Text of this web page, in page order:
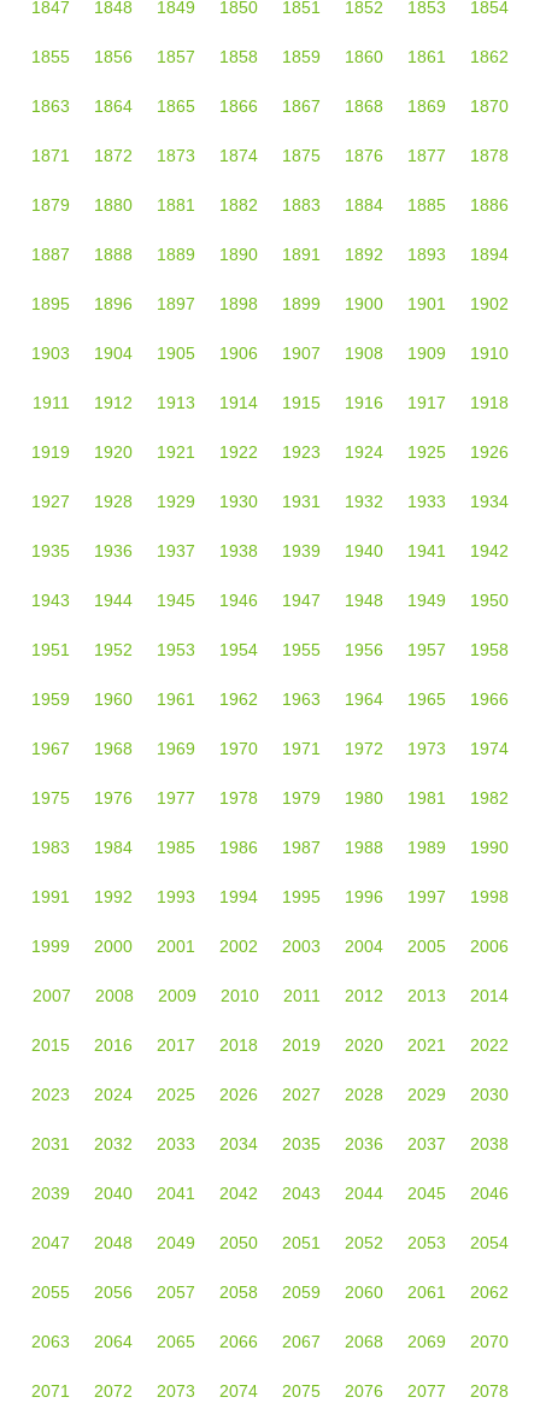
1847 1848 1849 1850 1851 1852 1853 1854
1855 1856 1857 1858 1859 1860 1861 1862
1863 1864 1865 1866 1867 1868 1869 1870
1871 1872 1873 1874 1875 1876 1877 1878
1879 1880 1881 1882 1883 1884 1885 1886
1887 1888 1889 1890 1891 1892 1893 1894
1895 1896 1897 1898 1899 1900 1901 1902
1903 1904 1905 1906 1907 1908 1909 1910
1911 1912 1913 1914 1915 1916 1917 1918
1919 1920 1921 1922 1923 1924 1925 1926
1927 1928 1929 1930 1931 1932 1933 1934
1935 1936 1937 1938 1939 1940 1941 1942
1943 1944 1945 1946 1947 1948 1949 1950
1951 1952 1953 1954 1955 1956 1957 1958
1959 1960 1961 1962 1963 1964 1965 1966
1967 1968 1969 1970 1971 1972 1973 1974
1975 1976 1977 1978 1979 1980 1981 1982
1983 1984 1985 1986 1987 1988 1989 1990
1991 1992 1993 1994 1995 1996 1997 1998
1999 2000 2001 2002 2003 2004 2005 2006
2007 2008 2009 2010 2011 2012 2013 2014
2015 2016 2017 2018 2019 2020 2021 2022
2023 2024 2025 2026 2027 2028 2029 2030
2031 2032 2033 2034 2035 2036 2037 2038
2039 2040 2041 2042 2043 2044 2045 2046
2047 2048 2049 2050 2051 2052 2053 2054
2055 2056 2057 2058 2059 2060 2061 2062
2063 2064 2065 2066 2067 2068 2069 2070
2071 2072 2073 2074 2075 2076 2077 2078